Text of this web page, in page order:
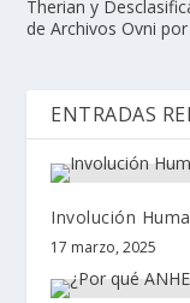
Therian y
de Archivos Ovni
ENTRADAS
Involución
17 marzo, 2025